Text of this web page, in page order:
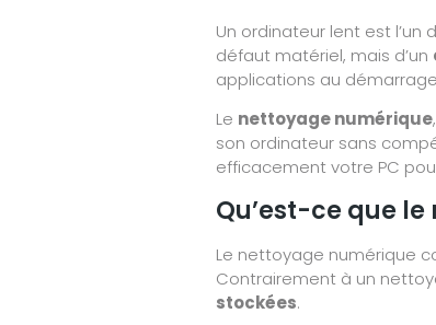
Un ordinateur lent est l’un
défaut matériel, mais d’un
applications au
Le nettoyage numérique
son ordinateur sans
efficacement votre PC
Qu’est-ce que
Le nettoyage numérique
Contrairement à un
stockées.